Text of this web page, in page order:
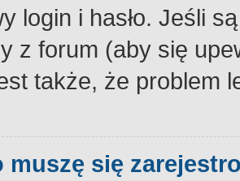
login i hasło. Jeśli
z forum (aby się
także, że problem
muszę się